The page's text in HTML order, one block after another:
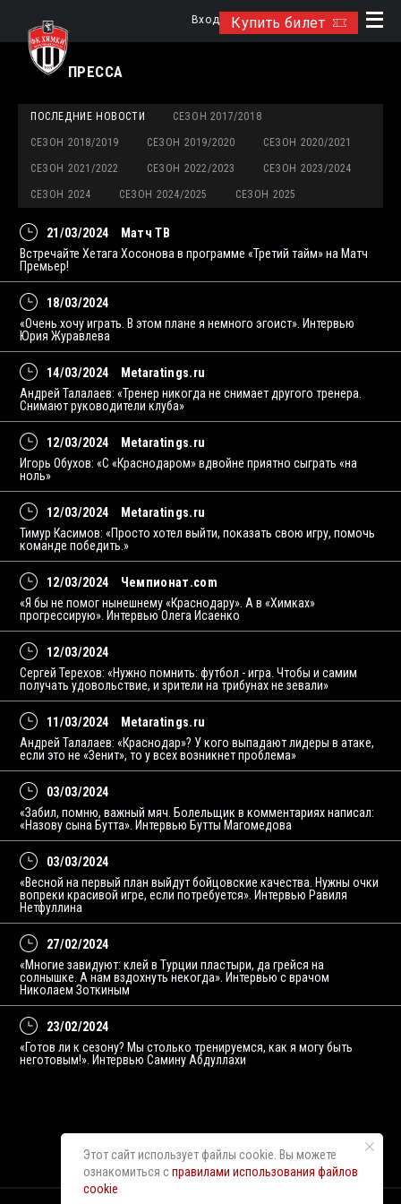
Купить билет
Вход
ПРЕССА
ПОСЛЕДНИЕ НОВОСТИ СЕЗОН 2017/2018
СЕЗОН 2018/2019 СЕЗОН 2019/2020 СЕЗОН 2020/2021
СЕЗОН 2021/2022 СЕЗОН 2022/2023 СЕЗОН 2023/2024
СЕЗОН 2024 СЕЗОН 2024/2025 СЕЗОН 2025
21/03/2024
Матч ТВ
Встречайте Хетага Хосонова в программе «Третий тайм» на Матч
Премьер!
18/03/2024
«Очень хочу играть. В этом плане я немного эгоист». Интервью
Юрия Журавлева
14/03/2024
Metaratings.ru
Андрей Талалаев: «Тренер никогда не снимает другого тренера.
Снимают руководители клуба»
12/03/2024
Metaratings.ru
Игорь Обухов: «С «Краснодаром» вдвойне приятно сыграть «на
ноль»
12/03/2024
Metaratings.ru
Тимур Касимов: «Просто хотел выйти, показать свою игру, помочь
команде победить.»
12/03/2024
Чемпионат.com
«Я бы не помог нынешнему «Краснодару». А в «Химках»
прогрессирую». Интервью Олега Исаенко
12/03/2024
Сергей Терехов: «Нужно помнить: футбол - игра. Чтобы и самим
получать удовольствие, и зрители на трибунах не зевали»
11/03/2024
Metaratings.ru
Андрей Талалаев: «Краснодар»? У кого выпадают лидеры в атаке,
если это не «Зенит», то у всех возникнет проблема»
03/03/2024
«Забил, помню, важный мяч. Болельщик в комментариях написал:
«Назову сына Бутта». Интервью Бутты Магомедова
03/03/2024
«Весной на первый план выйдут бойцовские качества. Нужны очки
вопреки красивой игре, если потребуется». Интервью Равиля
Нетфуллина
27/02/2024
«Многие завидуют: клей в Турции пластыри, да грейся на
солнышке. А нам вздохнуть некогда». Интервью с врачом
Николаем Зоткиным
23/02/2024
«Готов ли к сезону? Мы столько тренируемся, как я могу быть
неготовым!». Интервью Самину Абдуллахи
1 ... 6 7 8 9 10 ... 38
Этот сайт использует файлы cookie. Вы можете
ознакомиться справилами использования файлов
cookie